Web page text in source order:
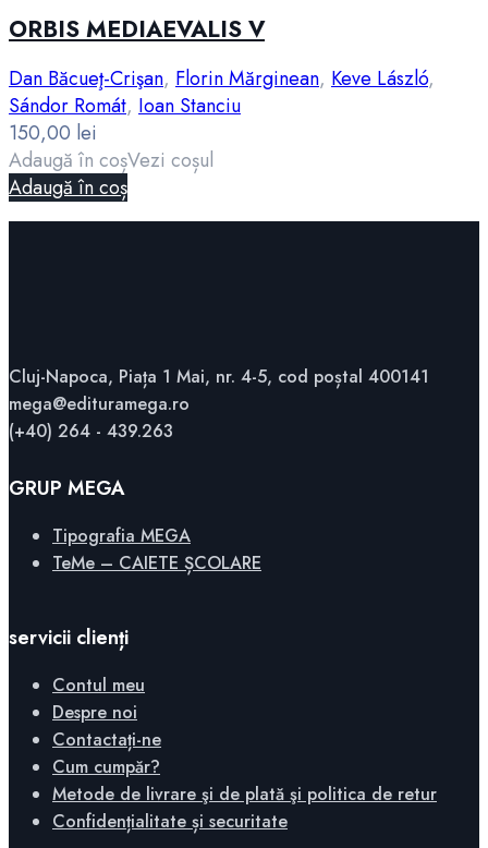
ORBIS MEDIAEVALIS V
Dan Băcueţ-Crişan, Florin Mărginean, Keve László,
Sándor Romát, Ioan Stanciu
150,00 lei
Adaugă în coșVezi coșul
Adaugă în coș
Cluj-Napoca, Piața 1 Mai, nr. 4-5, cod poștal 400141
mega@edituramega.ro
(+40) 264 - 439.263
GRUP MEGA
Tipografia MEGA
TeMe – CAIETE ȘCOLARE
servicii clienți
Contul meu
Despre noi
Contactați-ne
Cum cumpăr?
Metode de livrare şi de plată şi politica de retur
Confidențialitate și securitate